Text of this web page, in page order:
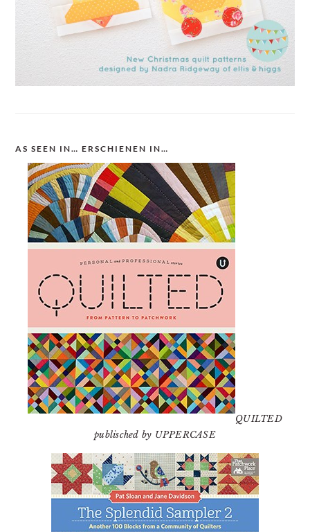
AS SEEN IN… ERSCHIENEN IN…
QUILTED
publisched by UPPERCASE